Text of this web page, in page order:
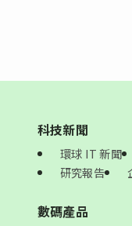
科技新聞
環球 IT 新聞
研究報告
數碼產品